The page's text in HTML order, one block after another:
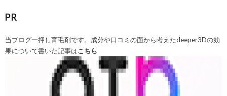
PR
当ブログ一押し育毛剤です。成分や口コミの面から考えたdeeper3Dの効
果について書いた記事はこちら